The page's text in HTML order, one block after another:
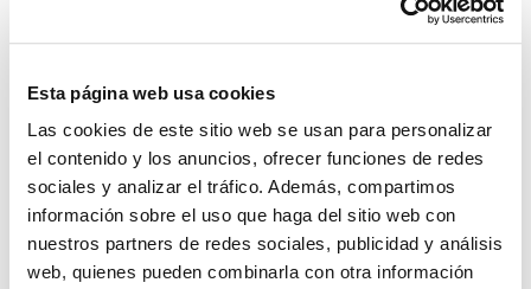
Esta página web usa cookies
Las cookies de este sitio web se usan para personalizar
el contenido y los anuncios, ofrecer funciones de redes
sociales y analizar el tráfico. Además, compartimos
información sobre el uso que haga del sitio web con
nuestros partners de redes sociales, publicidad y análisis
web, quienes pueden combinarla con otra información